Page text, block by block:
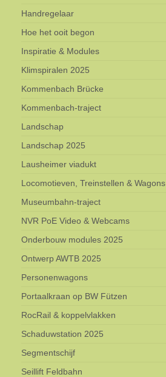
Handregelaar
Hoe het ooit begon
Inspiratie & Modules
Klimspiralen 2025
Kommenbach Brücke
Kommenbach-traject
Landschap
Landschap 2025
Lausheimer viadukt
Locomotieven, Treinstellen & Wagons
Museumbahn-traject
NVR PoE Video & Webcams
Onderbouw modules 2025
Ontwerp AWTB 2025
Personenwagons
Portaalkraan op BW Fützen
RocRail & koppelvlakken
Schaduwstation 2025
Segmentschijf
Seillift Feldbahn